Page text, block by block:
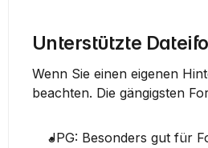
Unterstützte
Wenn Sie einen eigenen
beachten. Die gängigsten
JPG: Besonders gut für